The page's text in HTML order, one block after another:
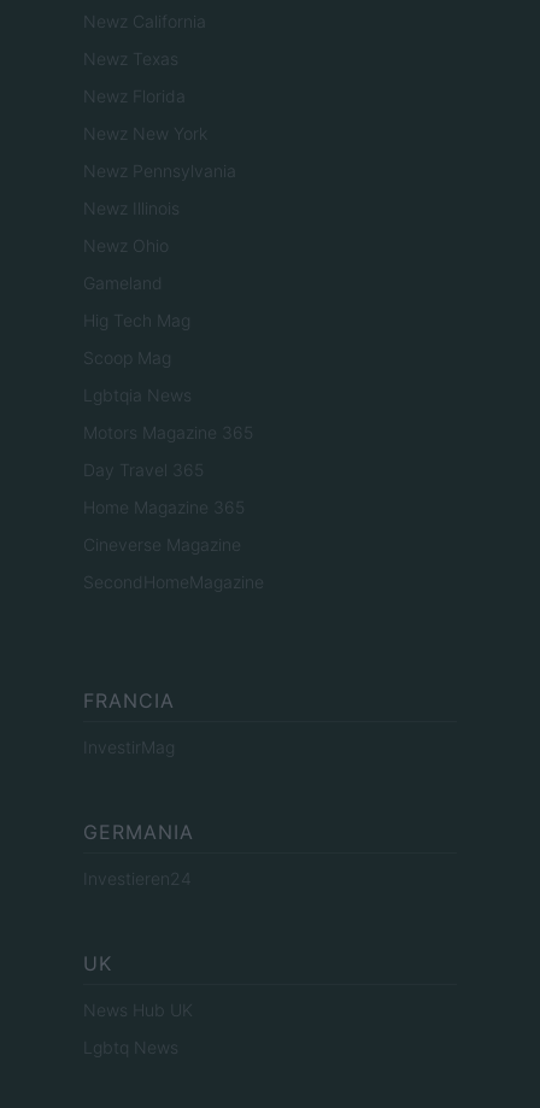
Newz California
Newz Texas
Newz Florida
Newz New York
Newz Pennsylvania
Newz Illinois
Newz Ohio
Gameland
Hig Tech Mag
Scoop Mag
Lgbtqia News
Motors Magazine 365
Day Travel 365
Home Magazine 365
Cineverse Magazine
SecondHomeMagazine
FRANCIA
InvestirMag
GERMANIA
Investieren24
UK
News Hub UK
Lgbtq News